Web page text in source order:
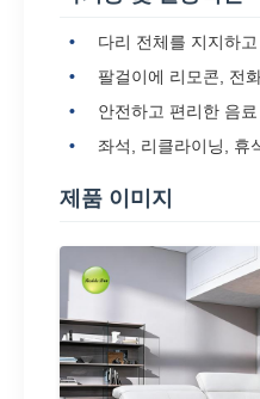
다리 전체를 지지하
팔걸이에 리모콘, 전
안전하고 편리한 음
좌석, 리클라이닝, 휴
제품 이미지